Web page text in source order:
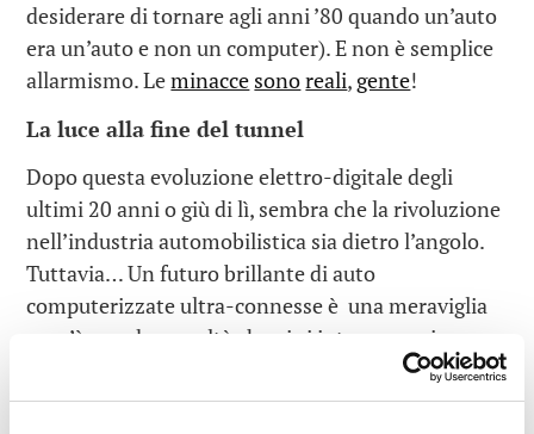
desiderare di tornare agli anni ’80 quando un’auto
era un’auto e non un computer). E non è semplice
allarmismo. Leminacce sonoreali, gente!
La luce alla fine del tunnel
Dopo questa evoluzione elettro-digitale degli
ultimi 20 anni o giù di lì, sembra che la rivoluzione
nell’industria automobilistica sia dietro l’angolo.
Tuttavia… Un futuro brillante di auto
computerizzate ultra-connesse è una meraviglia
ma c’è una dura realtà che vi si interpone, sia
legislativa che tecnica. Qui parlerò di quest’ultimo
aspetto.